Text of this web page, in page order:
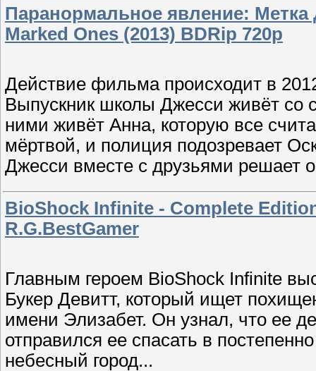
Паранормальное явление:
Marked Ones (2013) BDRip 720p
Действие фильма происходит в
Выпускник школы Джесси живёт со
ними живёт Анна, которую все
мёртвой, и полиция подозревает
Джесси вместе с друзьями решает
BioShock Infinite - Complete
R.G.BestGamer
Главным героем BioShock Infinite
Букер Девитт, который ищет
имени Элизабет. Он узнал, что ее
отправился ее спасать в
небесный город...